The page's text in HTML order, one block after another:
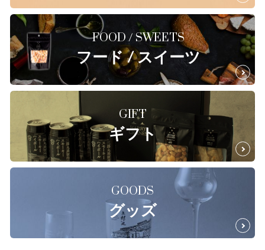
FOOD / SWEETS
フード / スイーツ
GIFT
ギフト
GOODS
グッズ